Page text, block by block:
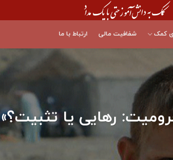
کمک شفافیت مالی ارتباط با ما
رهایی یا تثبیت؟»